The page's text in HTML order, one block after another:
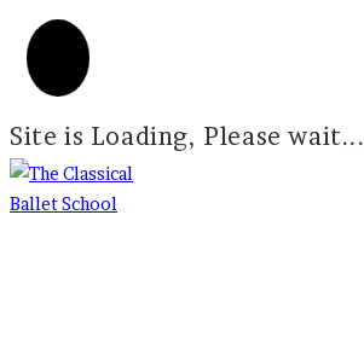
Site is Loading, Please wait...